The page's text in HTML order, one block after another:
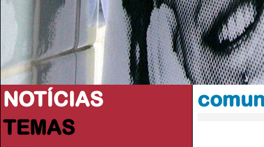
NOTÍCIAS
TEMAS